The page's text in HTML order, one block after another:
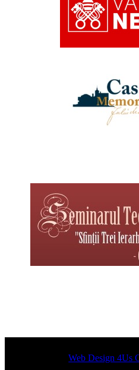
Designed byWeb Design 4Us